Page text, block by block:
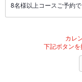
8名様以上コースご予約
カレ
下記ボタンを